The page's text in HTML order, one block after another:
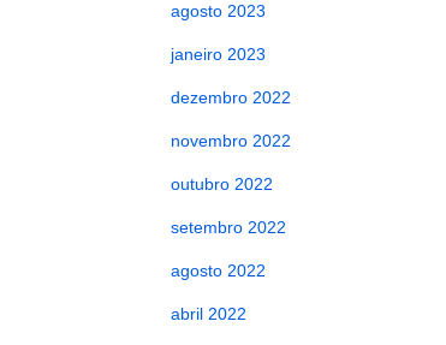
agosto 2023
janeiro 2023
dezembro 2022
novembro 2022
outubro 2022
setembro 2022
agosto 2022
abril 2022